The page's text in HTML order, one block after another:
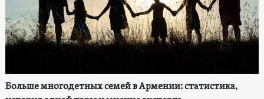
Больше многодетных семей в Армении: статистика,